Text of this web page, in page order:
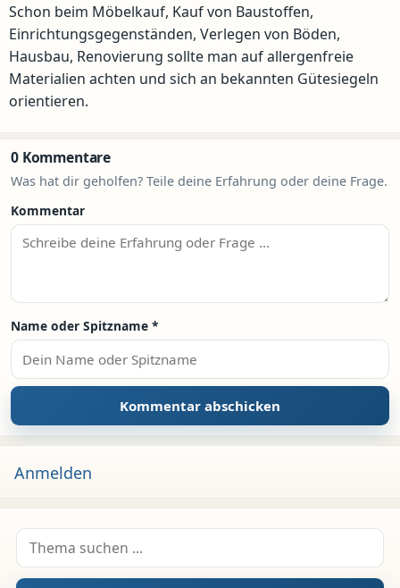
Schon beim Möbelkauf, Kauf von Baustoffen,
Einrichtungsgegenständen, Verlegen von Böden,
Hausbau, Renovierung sollte man auf allergenfreie
Materialien achten und sich an bekannten Gütesiegeln
orientieren.
0 Kommentare
Was hat dir geholfen? Teile deine Erfahrung oder deine Frage.
Kommentar
Name oder Spitzname *
Anmelden
Suche nach: